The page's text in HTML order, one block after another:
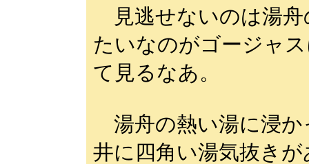
見逃せないのは湯舟
たいなのがゴージャ
て見るなあ。
湯舟の熱い湯に浸か
井に四角い湯気抜き